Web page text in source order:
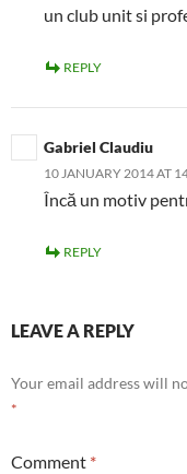
un club unit si
REPLY
Gabriel Claudiu
10 JANUARY 2014 AT
Încă un motiv
REPLY
LEAVE A REPLY
Your email address will
*
Comment *